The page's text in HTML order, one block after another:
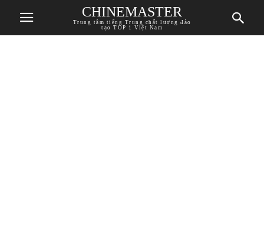
CHINEMASTER
Trung tâm tiếng Trung chất lượng đào
tạo TOP 1 Việt Nam